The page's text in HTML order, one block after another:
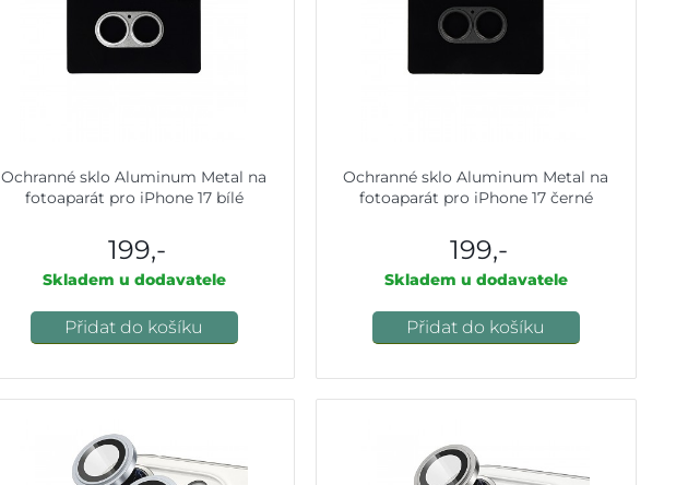
Ochranné sklo Aluminum Metal na
fotoaparát pro iPhone 17 bílé
199,-
Skladem u dodavatele
Přidat do košíku
Ochranné sklo Aluminum Metal na
fotoaparát pro iPhone 17 černé
199,-
Skladem u dodavatele
Přidat do košíku